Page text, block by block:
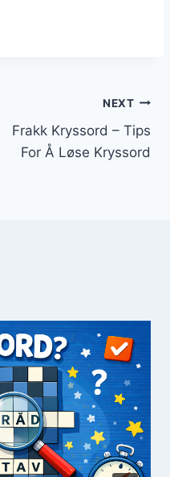
NEXT
Frakk Kryssord – Tips
For Å Løse Kryssord